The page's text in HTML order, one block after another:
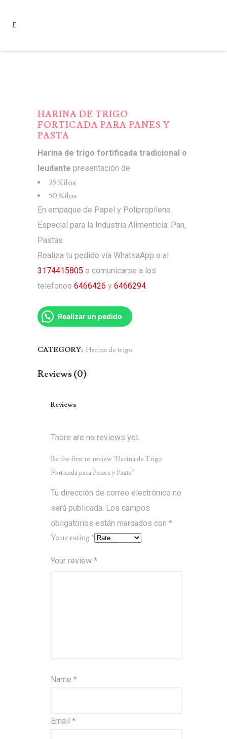
HARINA DE TRIGO
FORTICADA PARA PANES Y
PASTA
Harina de trigo fortificada tradicional o
leudante presentación de
25 Kilos
50 Kilos
En empaque de Papel y Polipropileno.
Especial para la Industria Alimenticia: Pan,
Pastas
Realiza tu pedido vía WhatsaApp o al
3174415805 o comunicarse a los
telefonos 6466426 y 6466294.
Realizar un pedido
CATEGORY: Harina de trigo
Reviews (0)
Reviews
There are no reviews yet.
Be the first to review “Harina de Trigo
Forticada para Panes y Pasta”
Tu dirección de correo electrónico no
será publicada. Los campos
obligatorios están marcados con *
Your rating *
Your review *
Name *
Email *